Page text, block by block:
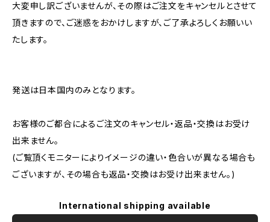
大変申し訳ございませんが、その際はご注文をキャンセルとさせて
頂きますので、ご迷惑をおかけしますが、ご了承よろしくお願いい
たします。
発送は日本国内のみとなります。
お客様のご都合によるご注文のキャンセル・返品・交換はお受け
出来ません。
(ご覧頂くモニターによりイメージの違い・色合いが異なる場合も
ございますが、その場合も返品・交換はお受け出来ません。)
International shipping available